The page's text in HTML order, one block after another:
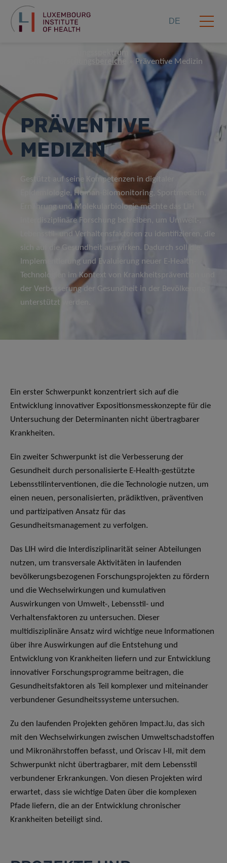
DE
Forschungsspektrum
Prioritäre Forschungsbereiche
Präventive Medizin
PRÄVENTIVE
MEDIZIN
Gestützt auf seine Kompetenzen in digitaler
Epidemiologie, Human-Biomonitoring, Sportmedizin,
Ernährung und Molekularbiologie möchte das LIH
interdisziplinäre Forschung betreiben, um Umwelt-,
Lebensstil- und Verhaltensfaktoren zu identifizieren, die
sich auf die Gesundheit auswirken. Dadurch soll die
Implementierung und Evaluierung neuer E-Health-
Technologien im Kontext von Krankheitsprävention und
der Verbesserung der Gesundheit in der Bevölkerung
unterstützt werden.
Ein erster Schwerpunkt konzentriert sich auf die
Entwicklung innovativer Expositionsmesskonzepte für die
Untersuchung der Determinanten nicht übertragbarer
Krankheiten.
Ein zweiter Schwerpunkt ist die Verbesserung der
Gesundheit durch personalisierte E-Health-gestützte
Lebensstilinterventionen, die die Technologie nutzen, um
einen neuen, personalisierten, prädiktiven, präventiven
und partizipativen Ansatz für das
Gesundheitsmanagement zu verfolgen.
Das LIH wird die Interdisziplinarität seiner Abteilungen
nutzen, um transversale Aktivitäten in laufenden
bevölkerungsbezogenen Forschungsprojekten zu fördern
und die Wechselwirkungen und kumulativen
Auswirkungen von Umwelt-, Lebensstil- und
Verhaltensfaktoren zu untersuchen. Dieser
multidisziplinäre Ansatz wird wichtige neue Informationen
über ihre Auswirkungen auf die Entstehung und
Entwicklung von Krankheiten liefern und zur Entwicklung
innovativer Forschungsprogramme beitragen, die
Gesundheitsfaktoren als Teil komplexer und miteinander
verbundener Gesundheitssysteme untersuchen.
Zu den laufenden Projekten gehören Impact.lu, das sich
mit den Wechselwirkungen zwischen Umweltschadstoffen
und Mikronährstoffen befasst, und Oriscav I-II, mit dem
Schwerpunkt nicht übertragbarer, mit dem Lebensstil
verbundener Erkrankungen. Von diesen Projekten wird
erwartet, dass sie wichtige Daten über die komplexen
Pfade liefern, die an der Entwicklung chronischer
Krankheiten beteiligt sind.